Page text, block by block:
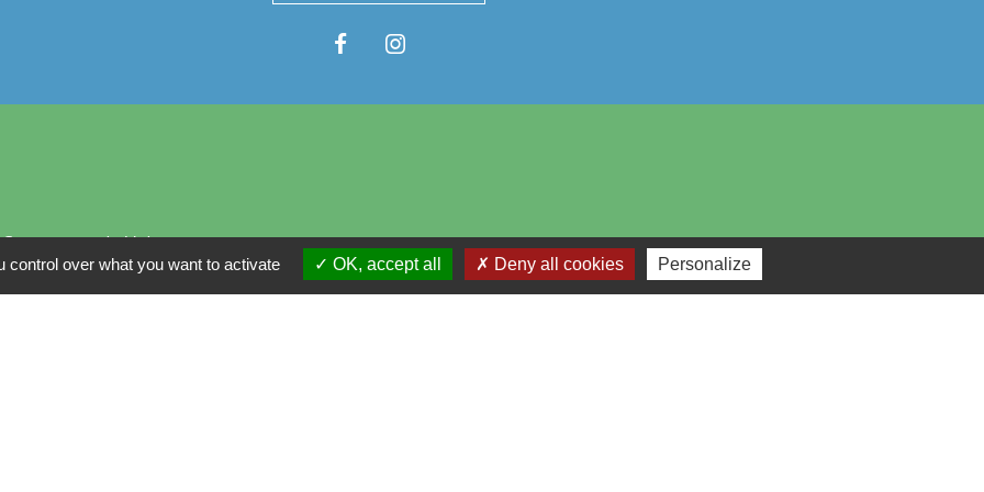
du Val
over what you want to activate OK, accept all Deny all cookies Personalize